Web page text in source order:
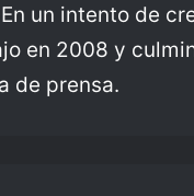
un intento de
en 2008 y
de prensa.